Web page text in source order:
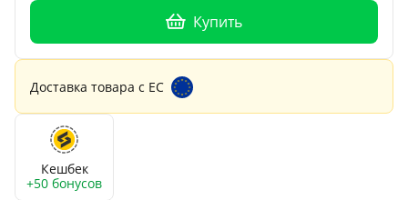
Купить
Доставка товара с ЕС
Кешбек
+50 бонусов